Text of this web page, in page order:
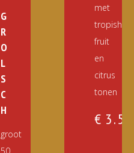
met
tropish
fruit
en
citrus
tonen
€
G
R
O
L
S
C
H
groot